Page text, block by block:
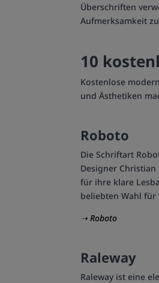
Überschriften
Aufmerksamkeit
10
Kostenlose
und Ästhetiken
Roboto
Die Schriftart
Designer
für ihre klare
beliebten Wahl
➝ Roboto
Raleway
Raleway ist eine